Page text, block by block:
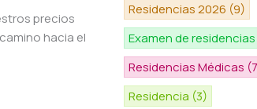
precios
hacia el
Residencias 2026 (9)
Examen de
Residencias Médicas
Residencia (3)